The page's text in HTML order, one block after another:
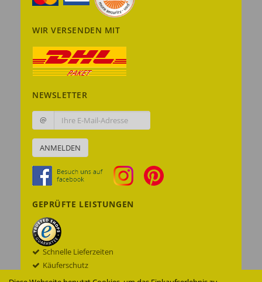
WIR VERSENDEN MIT
NEWSLETTER
@
ANMELDEN
GEPRÜFTE LEISTUNGEN
Schnelle Lieferzeiten
Käuferschutz
Datenschutz